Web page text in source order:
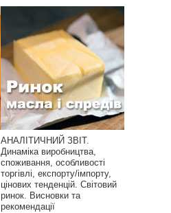
АНАЛІТИЧНИЙ ЗВІТ.
Динаміка виробництва,
споживання, особливості
торгівлі, експорту/імпорту,
цінових тенденцій. Світовий
ринок. Висновки та
рекомендації